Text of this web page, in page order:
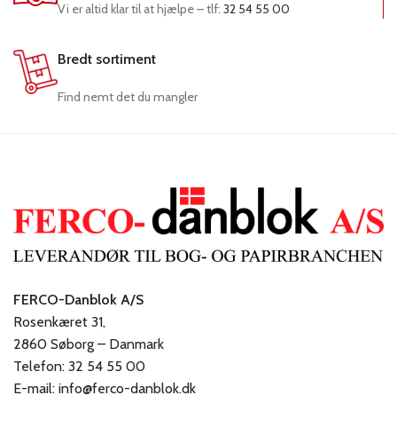
Vi er altid klar til at hjælpe – tlf: 32 54 55 00
Bredt sortiment
Find nemt det du mangler
FERCO-Danblok A/S
Rosenkæret 31,
2860 Søborg – Danmark
Telefon: 32 54 55 00
E-mail: info@ferco-danblok.dk